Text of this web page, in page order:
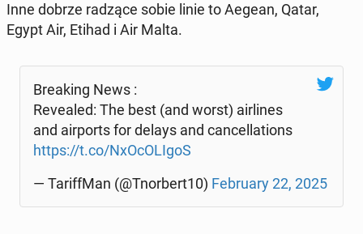
Inne dobrze radzące sobie linie to Aegean, Qatar,
Egypt Air, Etihad i Air Malta.
Bre­aking News :
Re­ve­aled: The best (and worst) air­li­nes
and air­ports for delays and can­cel­la­tions
https://t.co/NxO­cO­LI­goS
— Ta­rif­f­Man (@Tnor­bert10) Fe­bru­ary 22, 2025